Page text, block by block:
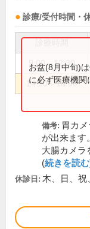
診療/受付時間・
9:00～12:30
14:30～18:00
お盆(8月中旬)
に必ず医療機関
備考: 胃カ
が出来ます。
大腸カメラ
(続きを読む
休診日: 木、日、祝